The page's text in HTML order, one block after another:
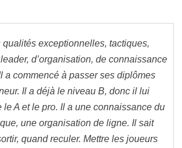
qualités exceptionnelles, tactiques,
d’organisation, de connaissance
a commencé à passer ses diplômes
Il a déjà le niveau B, donc il lui
le A et le pro. Il a une connaissance du
une organisation de ligne. Il sait
quand reculer. Mettre les joueurs